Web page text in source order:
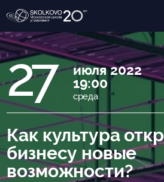
27
июля 2022
19:00
среда
Как культура
бизнесу новые
возможности?